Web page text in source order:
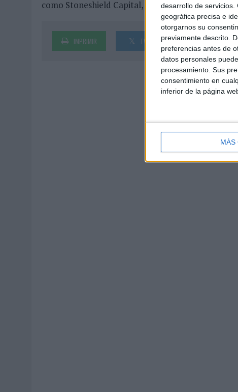
desarrollo de servicios.
geográfica precisa e
otorgarnos su
previamente descrito.
preferencias antes de
datos personales
procesamiento. Sus
consentimiento en
inferior de la página
MÁS
como Stoneshield Capital, NHT u Oceano
IMPRIMIR TWEET SHARE